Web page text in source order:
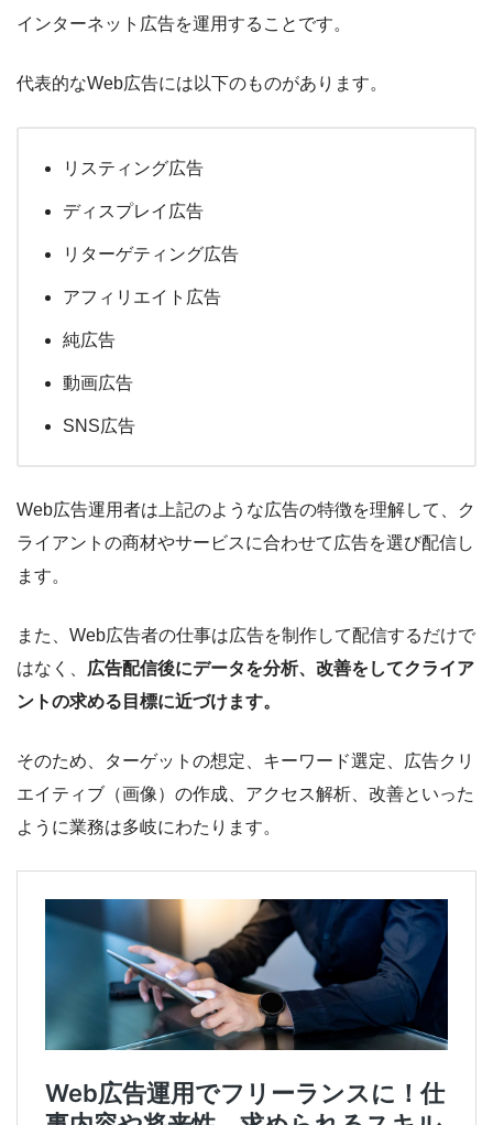
インターネット広告を運用することです。
代表的なWeb広告には以下のものがあります。
リスティング広告
ディスプレイ広告
リターゲティング広告
アフィリエイト広告
純広告
動画広告
SNS広告
Web広告運用者は上記のような広告の特徴を理解して、ク
ライアントの商材やサービスに合わせて広告を選び配信し
ます。
また、Web広告者の仕事は広告を制作して配信するだけで
はなく、 広告配信後にデータを分析、改善をしてクライア
ントの求める目標に近づけます。
そのため、ターゲットの想定、キーワード選定、広告クリ
エイティブ（画像）の作成、アクセス解析、改善といった
ように業務は多岐にわたります。